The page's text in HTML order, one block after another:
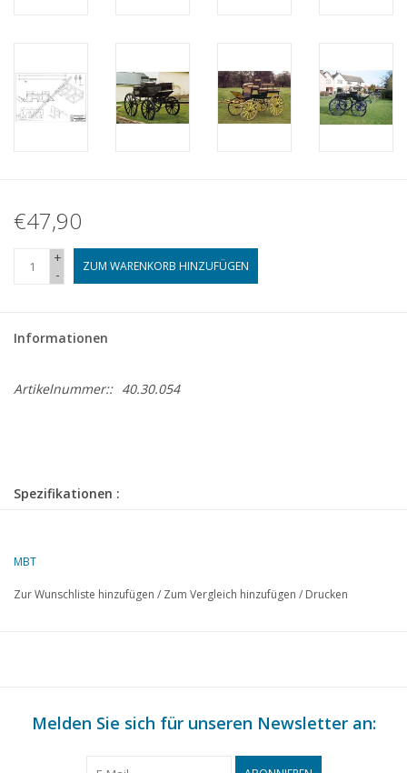
€47,90
+
-
ZUM WARENKORB HINZUFÜGEN
Informationen
Artikelnummer:: 40.30.054
Spezifikationen :
Autor
Beschreibung
vierrädriger
Maßstab
1 : 8
MBT
Zur Wunschliste hinzufügen / Zum Vergleich hinzufügen / Drucken
Melden Sie sich für unseren Newsletter an: